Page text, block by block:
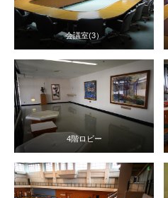
会議室(3）
4階ロビー